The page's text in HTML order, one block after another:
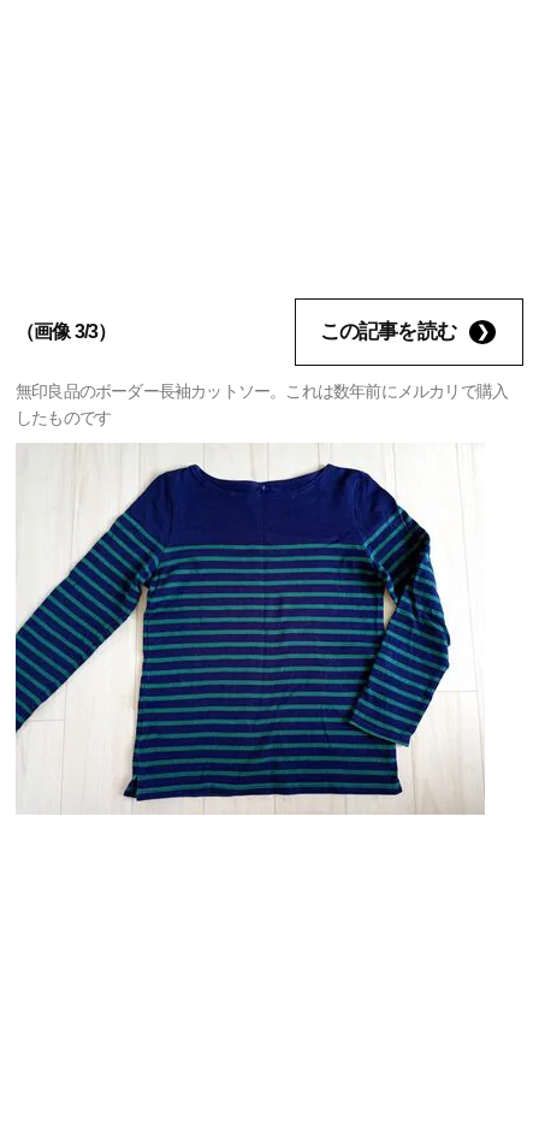
（画像 3/3） この記事を読む
無印良品のボーダー長袖カットソー。これは数年前にメルカリで購入
したものです